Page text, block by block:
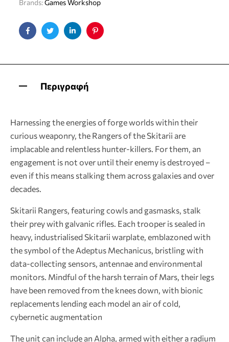
Brands:Games Workshop
FacebookTwitterLinkedinPinterest
Περιγραφή
Harnessing the energies of forge worlds within their
curious weaponry, the Rangers of the Skitarii are
implacable and relentless hunter-killers. For them, an
engagement is not over until their enemy is destroyed –
even if this means stalking them across galaxies and over
decades.
Skitarii Rangers, featuring cowls and gasmasks, stalk
their prey with galvanic rifles. Each trooper is sealed in
heavy, industrialised Skitarii warplate, emblazoned with
the symbol of the Adeptus Mechanicus, bristling with
data-collecting sensors, antennae and environmental
monitors. Mindful of the harsh terrain of Mars, their legs
have been removed from the knees down, with bionic
replacements lending each model an air of cold,
cybernetic augmentation
The unit can include an Alpha, armed with either a radium